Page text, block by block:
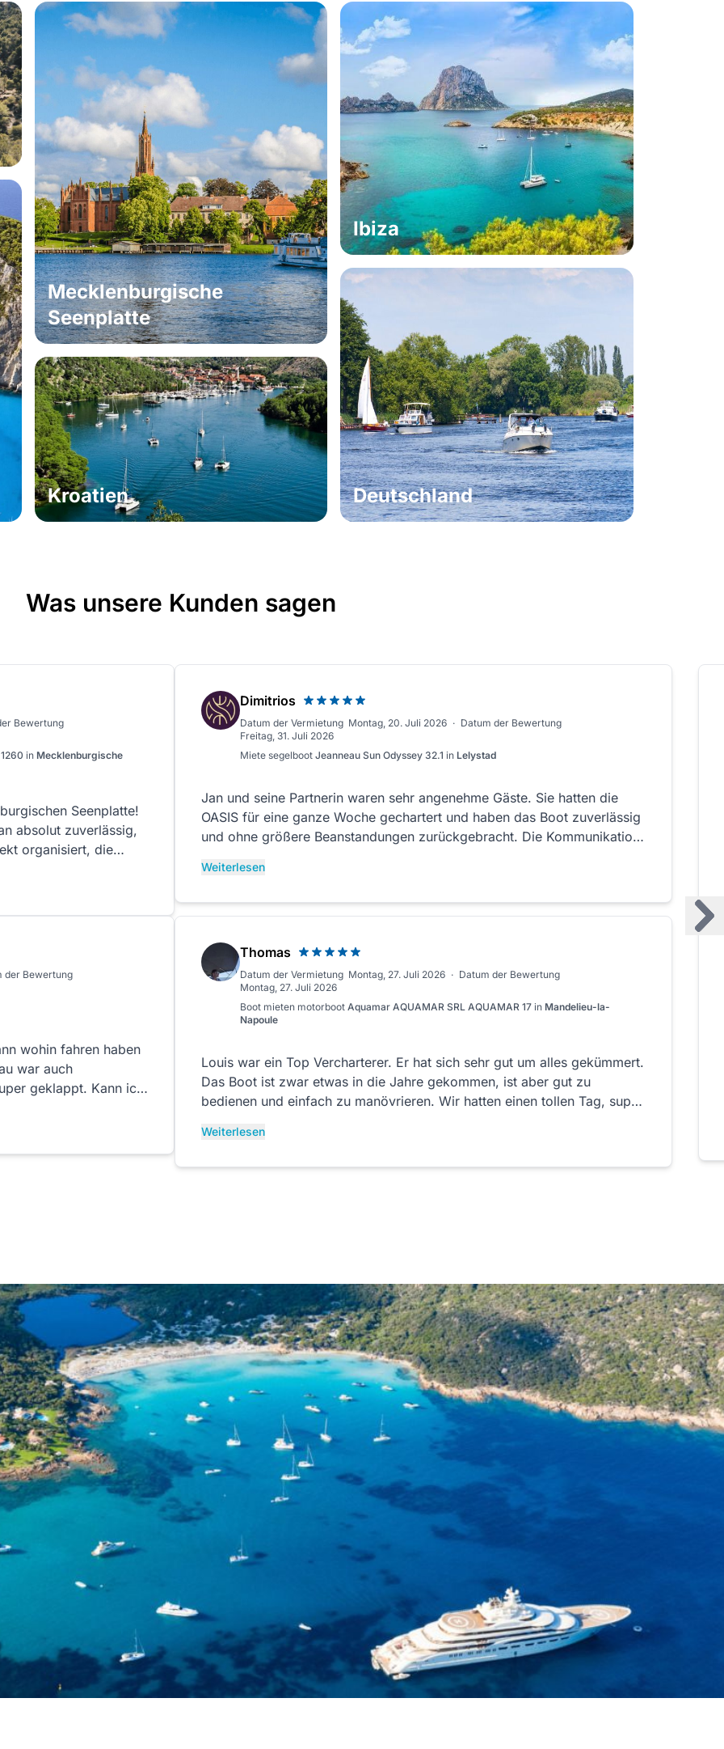
Mecklenburgische
Seenplatte
Ibiza
Kroatien Deutschland
Was unsere Kunden sagen
Bewertung
in Mecklenburgische
Seenplatte!
absolut zuverlässig,
organisiert, die
jederzeit wieder!
Dimitrios
Datum der Vermietung Montag, 20. Juli 2026 · Datum der Bewertung
Freitag, 31. Juli 2026
Miete segelboot Jeanneau Sun Odyssey 32.1 in Lelystad
Jan und seine Partnerin waren sehr angenehme Gäste. Sie hatten die
OASIS für eine ganze Woche gechartert und haben das Boot zuverlässig
und ohne größere Beanstandungen zurückgebracht. Die Kommunikation
Weiterlesen
der Bewertung
wohin fahren haben
war auch
geklappt. Kann ich
Thomas
Datum der Vermietung Montag, 27. Juli 2026 · Datum der Bewertung
Montag, 27. Juli 2026
Boot mieten motorboot Aquamar AQUAMAR SRL AQUAMAR 17 in Mandelieu-la-
Napoule
Louis war ein Top Vercharterer. Er hat sich sehr gut um alles gekümmert.
Das Boot ist zwar etwas in die Jahre gekommen, ist aber gut zu
bedienen und einfach zu manövrieren. Wir hatten einen tollen Tag, super
Weiterlesen